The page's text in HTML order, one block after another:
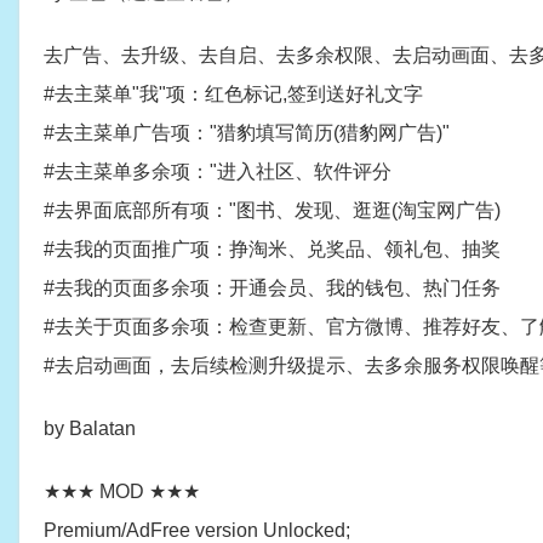
去广告、去升级、去自启、去多余权限、去启动画面、去
#去主菜单"我"项：红色标记,签到送好礼文字
#去主菜单广告项："猎豹填写简历(猎豹网广告)"
#去主菜单多余项："进入社区、软件评分
#去界面底部所有项："图书、发现、逛逛(淘宝网广告)
#去我的页面推广项：挣淘米、兑奖品、领礼包、抽奖
#去我的页面多余项：开通会员、我的钱包、热门任务
#去关于页面多余项：检查更新、官方微博、推荐好友、
#去启动画面，去后续检测升级提示、去多余服务权限唤醒
by Balatan
★★★ MOD ★★★
Premium/AdFree version Unlocked;